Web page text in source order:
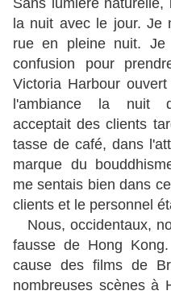
Sans lumière
la nuit avec le jour. Je
rue en pleine nuit. Je
confusion pour
Victoria Harbour
l'ambiance la nuit
acceptait des clients
tasse de café, dans
marque du
me sentais bien dans
clients et le personnel
Nous, occidentaux,
fausse de Hong
cause des films de
nombreuses scènes à